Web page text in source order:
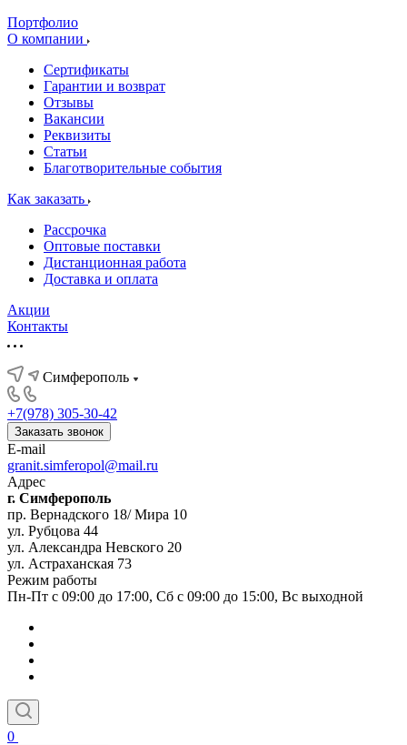
Портфолио
О компании
Сертификаты
Гарантии и возврат
Отзывы
Вакансии
Реквизиты
Статьи
Благотворительные события
Как заказать
Рассрочка
Оптовые поставки
Дистанционная работа
Доставка и оплата
Акции
Контакты
Симферополь
+7(978) 305-30-42
Заказать звонок
E-mail
granit.simferopol@mail.ru
Адрес
г. Симферополь
пр. Вернадского 18/ Мира 10
ул. Рубцова 44
ул. Александра Невского 20
ул. Астраханская 73
Режим работы
Пн-Пт с 09:00 до 17:00, Сб с 09:00 до 15:00, Вс выходной
0